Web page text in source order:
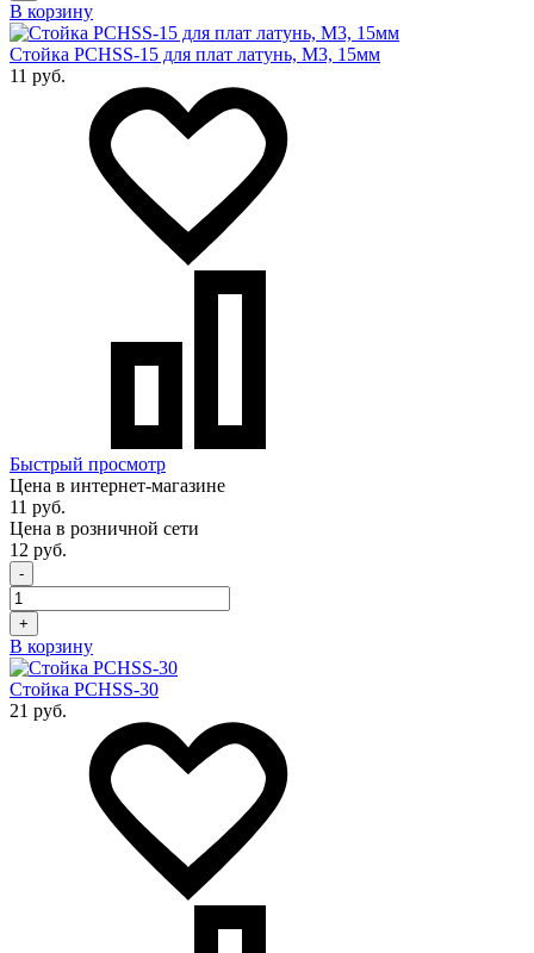
В корзину
Стойка PCHSS-15 для плат латунь, М3, 15мм
11 руб.
Быстрый просмотр
Цена в интернет-магазине
11 руб.
Цена в розничной сети
12 руб.
-
+
В корзину
Стойка PCHSS-30
21 руб.